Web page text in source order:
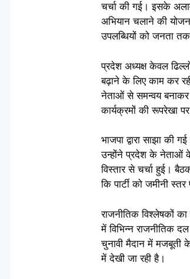
चर्चा की गई। इसके
अभियान चलाने की
उपलब्धियों को जनता
प्रदेश अध्यक्ष केवल
बढ़ाने के लिए काम कर
नेताओं से समन्वय
कार्यक्रमों की रूपरेखा
भाजपा द्वारा साझा की
उन्होंने प्रदेश के नेताओं के
विस्तार से चर्चा हुई।
कि पार्टी को जमीनी
राजनीतिक विश्लेषकों
में विभिन्न राजनीतिक
चुनावी मैदान में
में देखी जा रही है।